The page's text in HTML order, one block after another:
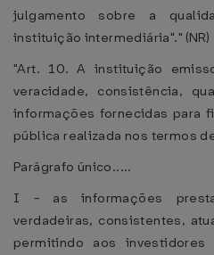
julgamento sobre a
instituição intermediária"." (NR)
"Art. 10. A instituição
veracidade, consistência,
informações fornecidas para
pública realizada nos termos
Parágrafo único.....
I - as informações
verdadeiras, consistentes,
permitindo aos